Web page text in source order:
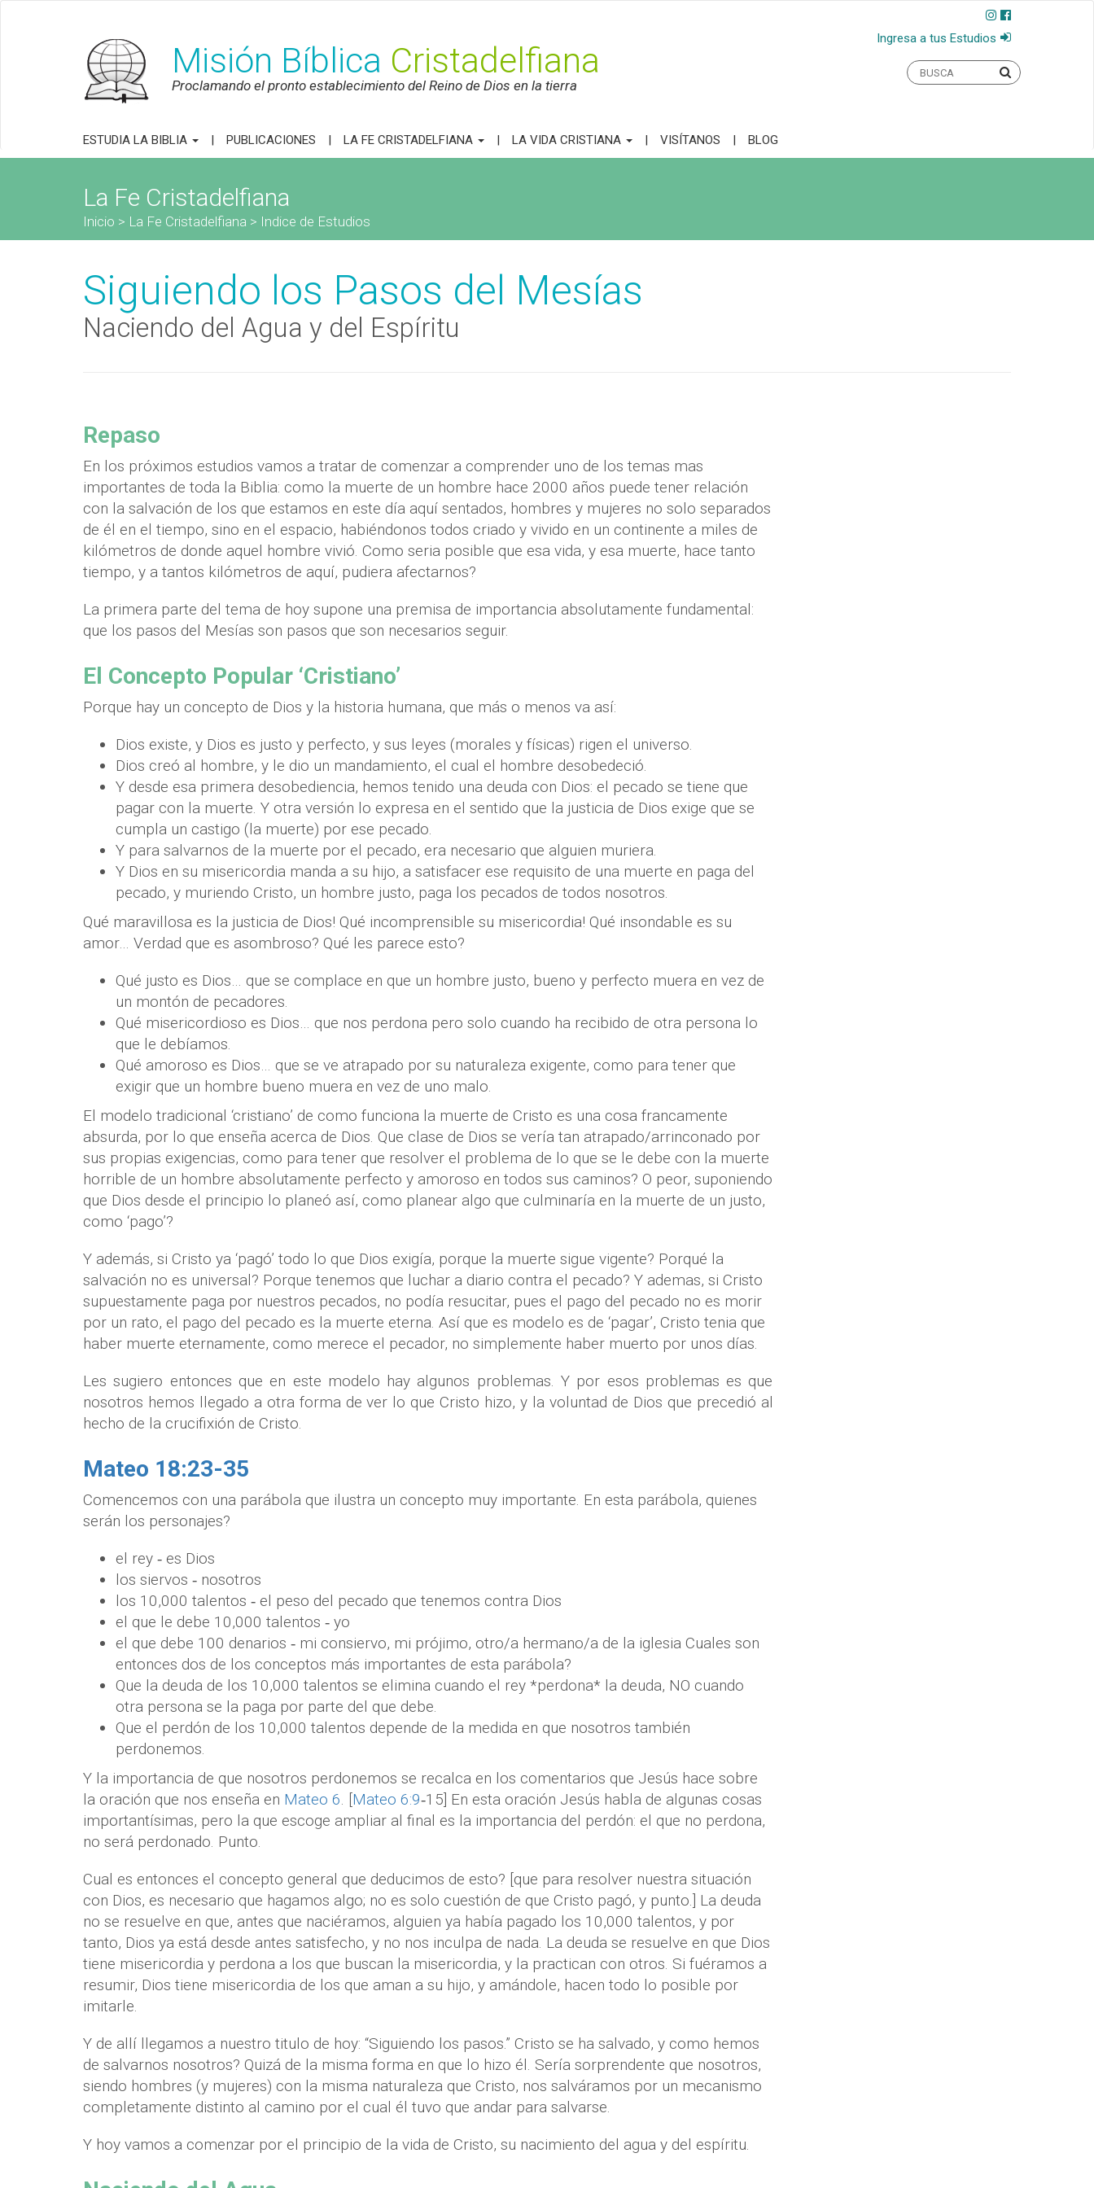
Misión Bíblica Cristadelfiana
Proclamando el pronto establecimiento del Reino de Dios en la tierra
Ingresa a tus Estudios
ESTUDIA LA BIBLIA PUBLICACIONES LA FE CRISTADELFIANA LA VIDA CRISTIANA VISÍTANOS BLOG
La Fe Cristadelfiana
Inicio > La Fe Cristadelfiana > Indice de Estudios
Siguiendo los Pasos del Mesías
Naciendo del Agua y del Espíritu
Repaso
En los próximos estudios vamos a tratar de comenzar a comprender uno de los temas mas
importantes de toda la Biblia: como la muerte de un hombre hace 2000 años puede tener relación
con la salvación de los que estamos en este día aquí sentados, hombres y mujeres no solo separados
de él en el tiempo, sino en el espacio, habiéndonos todos criado y vivido en un continente a miles de
kilómetros de donde aquel hombre vivió. Como seria posible que esa vida, y esa muerte, hace tanto
tiempo, y a tantos kilómetros de aquí, pudiera afectarnos?
La primera parte del tema de hoy supone una premisa de importancia absolutamente fundamental:
que los pasos del Mesías son pasos que son necesarios seguir.
El Concepto Popular ‘Cristiano’
Porque hay un concepto de Dios y la historia humana, que más o menos va así:
Dios existe, y Dios es justo y perfecto, y sus leyes (morales y físicas) rigen el universo.
Dios creó al hombre, y le dio un mandamiento, el cual el hombre desobedeció.
Y desde esa primera desobediencia, hemos tenido una deuda con Dios: el pecado se tiene que
pagar con la muerte. Y otra versión lo expresa en el sentido que la justicia de Dios exige que se
cumpla un castigo (la muerte) por ese pecado.
Y para salvarnos de la muerte por el pecado, era necesario que alguien muriera.
Y Dios en su misericordia manda a su hijo, a satisfacer ese requisito de una muerte en paga del
pecado, y muriendo Cristo, un hombre justo, paga los pecados de todos nosotros.
Qué maravillosa es la justicia de Dios! Qué incomprensible su misericordia! Qué insondable es su
amor… Verdad que es asombroso? Qué les parece esto?
Qué justo es Dios… que se complace en que un hombre justo, bueno y perfecto muera en vez de
un montón de pecadores.
Qué misericordioso es Dios… que nos perdona pero solo cuando ha recibido de otra persona lo
que le debíamos.
Qué amoroso es Dios… que se ve atrapado por su naturaleza exigente, como para tener que
exigir que un hombre bueno muera en vez de uno malo.
El modelo tradicional ‘cristiano’ de como funciona la muerte de Cristo es una cosa francamente
absurda, por lo que enseña acerca de Dios. Que clase de Dios se vería tan atrapado/arrinconado por
sus propias exigencias, como para tener que resolver el problema de lo que se le debe con la muerte
horrible de un hombre absolutamente perfecto y amoroso en todos sus caminos? O peor, suponiendo
que Dios desde el principio lo planeó así, como planear algo que culminaría en la muerte de un justo,
como ‘pago’?
Y además, si Cristo ya ‘pagó’ todo lo que Dios exigía, porque la muerte sigue vigente? Porqué la
salvación no es universal? Porque tenemos que luchar a diario contra el pecado? Y ademas, si Cristo
supuestamente paga por nuestros pecados, no podía resucitar, pues el pago del pecado no es morir
por un rato, el pago del pecado es la muerte eterna. Así que es modelo es de ‘pagar’, Cristo tenia que
haber muerte eternamente, como merece el pecador, no simplemente haber muerto por unos días.
Les sugiero entonces que en este modelo hay algunos problemas. Y por esos problemas es que
nosotros hemos llegado a otra forma de ver lo que Cristo hizo, y la voluntad de Dios que precedió al
hecho de la crucifixión de Cristo.
Mateo 18:23-35
Comencemos con una parábola que ilustra un concepto muy importante. En esta parábola, quienes
serán los personajes?
el rey ‐ es Dios
los siervos ‐ nosotros
los 10,000 talentos ‐ el peso del pecado que tenemos contra Dios
el que le debe 10,000 talentos ‐ yo
el que debe 100 denarios ‐ mi consiervo, mi prójimo, otro/a hermano/a de la iglesia Cuales son
entonces dos de los conceptos más importantes de esta parábola?
Que la deuda de los 10,000 talentos se elimina cuando el rey *perdona* la deuda, NO cuando
otra persona se la paga por parte del que debe.
Que el perdón de los 10,000 talentos depende de la medida en que nosotros también
perdonemos.
Y la importancia de que nosotros perdonemos se recalca en los comentarios que Jesús hace sobre
la oración que nos enseña en Mateo 6. [Mateo 6:9‐15] En esta oración Jesús habla de algunas cosas
importantísimas, pero la que escoge ampliar al final es la importancia del perdón: el que no perdona,
no será perdonado. Punto.
Cual es entonces el concepto general que deducimos de esto? [que para resolver nuestra situación
con Dios, es necesario que hagamos algo; no es solo cuestión de que Cristo pagó, y punto.] La deuda
no se resuelve en que, antes que naciéramos, alguien ya había pagado los 10,000 talentos, y por
tanto, Dios ya está desde antes satisfecho, y no nos inculpa de nada. La deuda se resuelve en que Dios
tiene misericordia y perdona a los que buscan la misericordia, y la practican con otros. Si fuéramos a
resumir, Dios tiene misericordia de los que aman a su hijo, y amándole, hacen todo lo posible por
imitarle.
Y de allí llegamos a nuestro titulo de hoy: “Siguiendo los pasos.” Cristo se ha salvado, y como hemos
de salvarnos nosotros? Quizá de la misma forma en que lo hizo él. Sería sorprendente que nosotros,
siendo hombres (y mujeres) con la misma naturaleza que Cristo, nos salváramos por un mecanismo
completamente distinto al camino por el cual él tuvo que andar para salvarse.
Y hoy vamos a comenzar por el principio de la vida de Cristo, su nacimiento del agua y del espíritu.